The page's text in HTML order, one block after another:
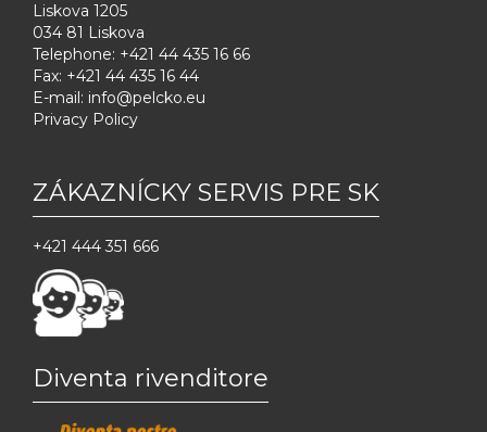
Liskova 1205
034 81 Liskova
Telephone: +421 44 435 16 66
Fax: +421 44 435 16 44
E-mail: info@pelcko.eu
Privacy Policy
ZÁKAZNĺCKY SERVIS PRE SK
+421 444 351 666
Diventa rivenditore